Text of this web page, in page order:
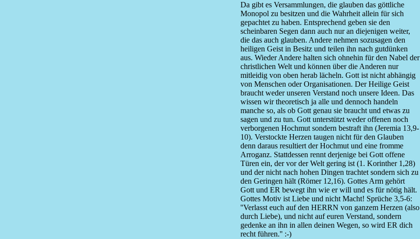
Da gibt es Versammlungen, die glauben das göttliche
Monopol zu besitzen und die Wahrheit allein für sich
gepachtet zu haben. Entsprechend geben sie den
scheinbaren Segen dann auch nur an diejenigen weiter,
die das auch glauben. Andere nehmen sozusagen den
heiligen Geist in Besitz und teilen ihn nach gutdünken
aus. Wieder Andere halten sich ohnehin für den Nabel der
christlichen Welt und können über die Anderen nur
mitleidig von oben herab lächeln. Gott ist nicht abhängig
von Menschen oder Organisationen. Der Heilige Geist
braucht weder unseren Verstand noch unsere Ideen. Das
wissen wir theoretisch ja alle und dennoch handeln
manche so, als ob Gott genau sie braucht und etwas zu
sagen und zu tun. Gott unterstützt weder offenen noch
verborgenen Hochmut sondern bestraft ihn (Jeremia 13,9-
10). Verstockte Herzen taugen nicht für den Glauben
denn daraus resultiert der Hochmut und eine fromme
Arroganz. Stattdessen rennt derjenige bei Gott offene
Türen ein, der vor der Welt gering ist (1. Korinther 1,28)
und der nicht nach hohen Dingen trachtet sondern sich zu
den Geringen hält (Römer 12,16). Gottes Arm gehört
Gott und ER bewegt ihn wie er will und es für nötig hält.
Gottes Motiv ist Liebe und nicht Macht! Sprüche 3,5-6:
''Verlasst euch auf den HERRN von ganzem Herzen (also
durch Liebe), und nicht auf euren Verstand, sondern
gedenke an ihn in allen deinen Wegen, so wird ER dich
recht führen.'' :-)